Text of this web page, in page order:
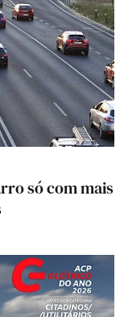
só com mais